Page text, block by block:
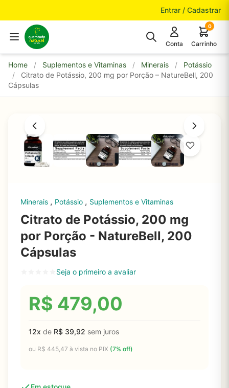
Entrar / Cadastrar
Conta
0
Carrinho
Home / Suplementos e Vitaminas / Minerais /
Potássio
/
Citrato de Potássio, 200 mg por Porção – NatureBell, 200
Cápsulas
Minerais , Potássio , Suplementos e Vitaminas
Citrato de Potássio, 200 mg
por Porção - NatureBell, 200
Cápsulas
Seja o primeiro a avaliar
R$ 479,00
12x de R$ 39,92 sem juros
ou R$ 445,47 à vista no PIX (7% off)